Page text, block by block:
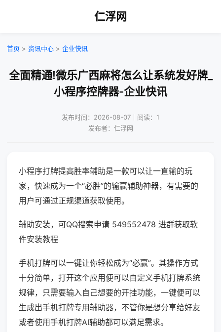
仁浮网
首页 > 资讯中心 > 企业快讯
全面精通!微乐广西麻将怎么让系统发好牌_
小程序控牌器-企业快讯
发布时间：2026-08-07｜阅读：1
发布者：仁浮网
小程序打牌提高胜率辅助是一款可以让一直输的玩
家，快速成为一个“必胜”的输赢辅助神器，有需要的
用户可通过正规渠道获取使用。
辅助安装，可QQ搜索申请 549552478 进群获取软
件安装教程
手机打牌可以一键让你轻松成为“必赢”。其操作方式
十分简单，打开这个应用便可以自定义手机打牌系统
规律，只需要输入自己想要的开挂功能，一键便可以
生成出手机打牌专用辅助器，不管你是想分享给好友
或者使用手机打牌AI辅助都可以满足需求。